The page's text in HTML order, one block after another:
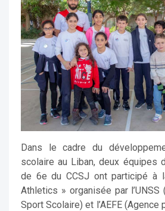
Dans le cadre du
scolaire au Liban, deux équipes
de 6e du CCSJ ont participé à
Athletics » organisée par l’UNSS
Sport Scolaire) et l’AEFE (Agence